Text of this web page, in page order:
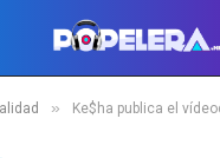
» Ke$ha publica el